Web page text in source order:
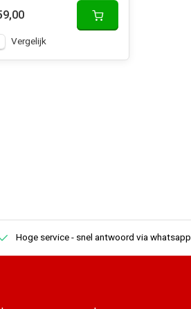
Vergelijk
Hoge service- snel antwoord via whatsapp